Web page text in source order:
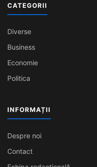
CATEGORII
Diverse
Business
Economie
Politica
INFORMAȚII
Despre noi
Contact